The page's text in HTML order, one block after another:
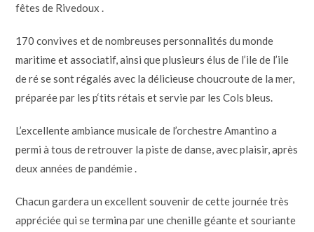
fêtes de Rivedoux .
170 convives et de nombreuses personnalités du monde
maritime et associatif, ainsi que plusieurs élus de l’ile de l’ile
de ré se sont régalés avec la délicieuse choucroute de la mer,
préparée par les p‘tits rétais et servie par les Cols bleus.
L’excellente ambiance musicale de l’orchestre Amantino a
permi à tous de retrouver la piste de danse, avec plaisir, après
deux années de pandémie .
Chacun gardera un excellent souvenir de cette journée très
appréciée qui se termina par une chenille géante et souriante